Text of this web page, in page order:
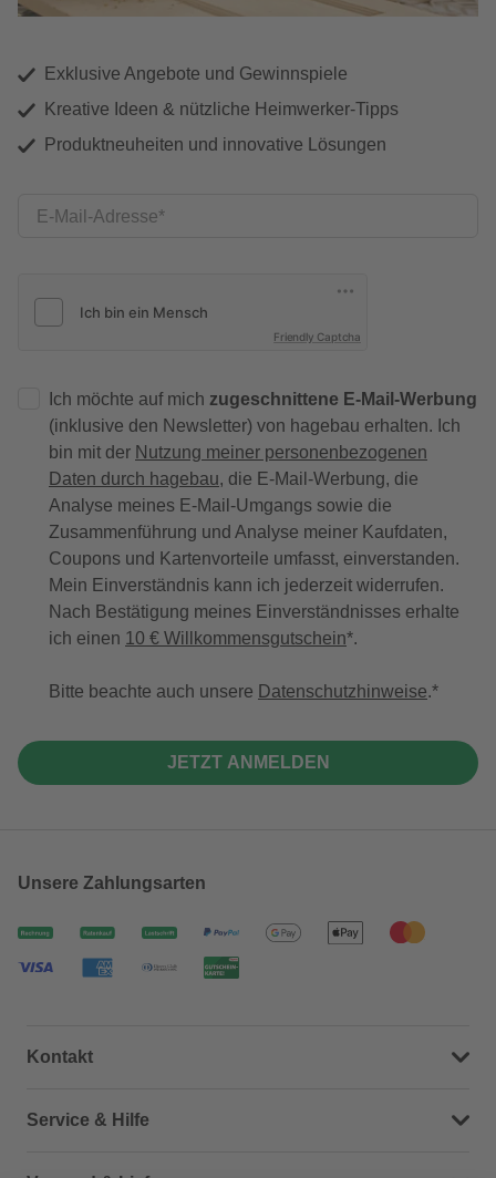
Exklusive Angebote und Gewinnspiele
Kreative Ideen & nützliche Heimwerker-Tipps
Produktneuheiten und innovative Lösungen
E-Mail-Adresse
Friendly Captcha
Ich möchte auf mich zugeschnittene E-Mail-Werbung
(inklusive den Newsletter) von hagebau erhalten. Ich
bin mit der Nutzung meiner personenbezogenen
Daten durch hagebau, die E-Mail-Werbung, die
Analyse meines E-Mail-Umgangs sowie die
Zusammenführung und Analyse meiner Kaufdaten,
Coupons und Kartenvorteile umfasst, einverstanden.
Mein Einverständnis kann ich jederzeit widerrufen.
Nach Bestätigung meines Einverständnisses erhalte
ich einen 10 € Willkommensgutschein*.
Bitte beachte auch unsere Datenschutzhinweise.
JETZT ANMELDEN
Unsere Zahlungsarten
Kontakt
Dein Kontakt zu uns
Service & Hilfe